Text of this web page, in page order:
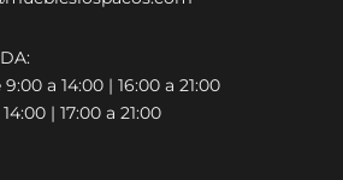
a 14:00 | 16:00 a 21:00
| 17:00 a 21:00